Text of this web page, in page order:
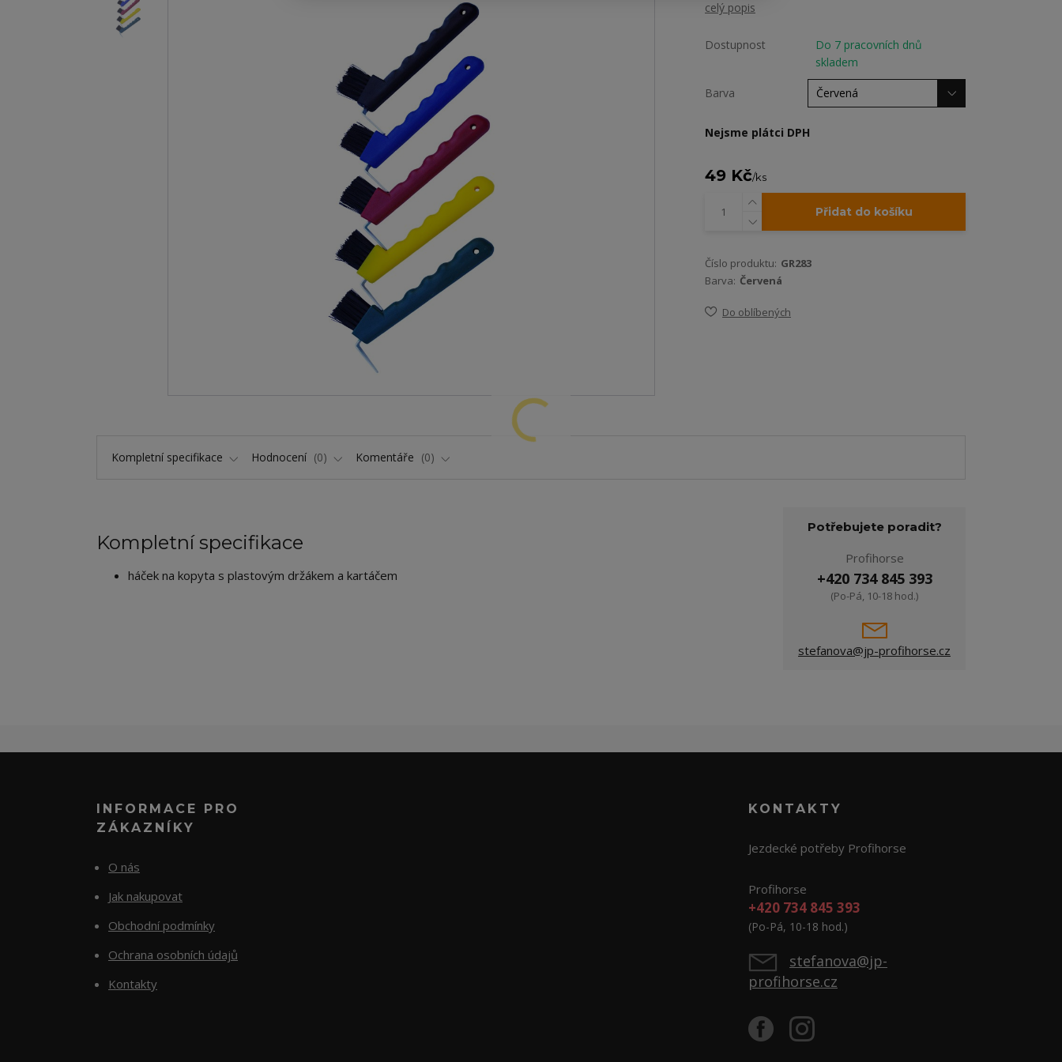
celý popis
Dostupnost
Do 7 pracovních dnů
skladem
Barva
Nejsme plátci DPH
49 Kč/ks
Přidat do košíku
Číslo produktu: GR283
Barva: Červená
Do oblíbených
Kompletní specifikace Hodnocení 0 Komentáře 0
Kompletní specifikace
háček na kopyta s plastovým držákem a kartáčem
Potřebujete poradit?
Profihorse
+420 734 845 393
(Po-Pá, 10-18 hod.)
stefanova@jp-profihorse.cz
INFORMACE PRO
ZÁKAZNÍKY
O nás
Jak nakupovat
Obchodní podmínky
Ochrana osobních údajů
Kontakty
KONTAKTY
Jezdecké potřeby Profihorse
Profihorse
+420 734 845 393
(Po-Pá, 10-18 hod.)
stefanova@jp-
profihorse.cz